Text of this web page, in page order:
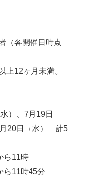
（各開催日時点
上12ヶ月未満。
）、7月19日
月20日（水） 計5
ら11時
ら11時45分